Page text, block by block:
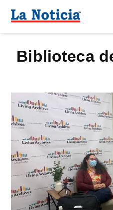
Para mantenerte
contenido
Biblioteca